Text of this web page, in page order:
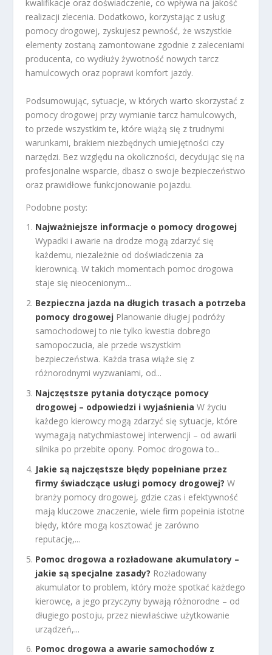
kwalifikacje oraz doświadczenie, co wpływa na jakość
realizacji zlecenia. Dodatkowo, korzystając z usług
pomocy drogowej, zyskujesz pewność, że wszystkie
elementy zostaną zamontowane zgodnie z zaleceniami
producenta, co wydłuży żywotność nowych tarcz
hamulcowych oraz poprawi komfort jazdy.
Podsumowując, sytuacje, w których warto skorzystać z
pomocy drogowej przy wymianie tarcz hamulcowych,
to przede wszystkim te, które wiążą się z trudnymi
warunkami, brakiem niezbędnych umiejętności czy
narzędzi. Bez względu na okoliczności, decydując się na
profesjonalne wsparcie, dbasz o swoje bezpieczeństwo
oraz prawidłowe funkcjonowanie pojazdu.
Podobne posty:
Najważniejsze informacje o pomocy drogowej
Wypadki i awarie na drodze mogą zdarzyć się
każdemu, niezależnie od doświadczenia za
kierownicą. W takich momentach pomoc drogowa
staje się nieocenionym...
Bezpieczna jazda na długich trasach a potrzeba
pomocy drogowej Planowanie długiej podróży
samochodowej to nie tylko kwestia dobrego
samopoczucia, ale przede wszystkim
bezpieczeństwa. Każda trasa wiąże się z
różnorodnymi wyzwaniami, od...
Najczęstsze pytania dotyczące pomocy
drogowej – odpowiedzi i wyjaśnienia W życiu
każdego kierowcy mogą zdarzyć się sytuacje, które
wymagają natychmiastowej interwencji – od awarii
silnika po przebite opony. Pomoc drogowa to...
Jakie są najczęstsze błędy popełniane przez
firmy świadczące usługi pomocy drogowej? W
branży pomocy drogowej, gdzie czas i efektywność
mają kluczowe znaczenie, wiele firm popełnia istotne
błędy, które mogą kosztować je zarówno
reputację,...
Pomoc drogowa a rozładowane akumulatory –
jakie są specjalne zasady? Rozładowany
akumulator to problem, który może spotkać każdego
kierowcę, a jego przyczyny bywają różnorodne – od
długiego postoju, przez niewłaściwe użytkowanie
urządzeń,...
Pomoc drogowa a awarie samochodów z